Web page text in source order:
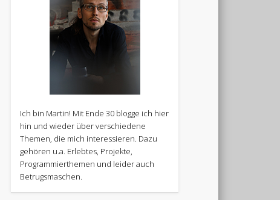
Ich bin Martin! Mit Ende 30 blogge ich hier
hin und wieder über verschiedene
Themen, die mich interessieren. Dazu
gehören u.a. Erlebtes, Projekte,
Programmierthemen und leider auch
Betrugsmaschen.